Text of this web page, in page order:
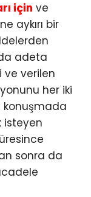
için ve
aykırı bir
adeta
ve verilen
her iki
konuşmada
isteyen
sonra da